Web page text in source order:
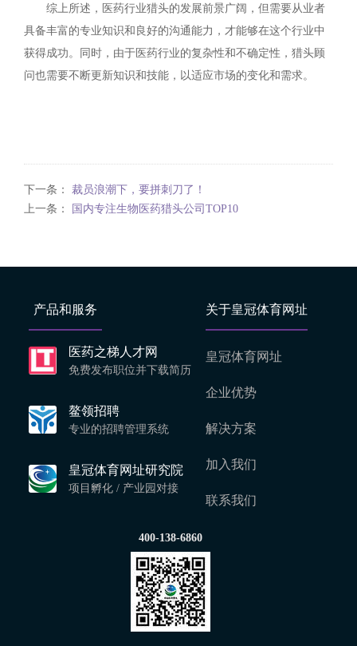
综上所述，医药行业猎头的发展前景广阔，但需要从业者
具备丰富的专业知识和良好的沟通能力，才能够在这个行业中
获得成功。同时，由于医药行业的复杂性和不确定性，猎头顾
问也需要不断更新知识和技能，以适应市场的变化和需求。
下一条： 裁员浪潮下，要拼刺刀了！
上一条：
国内专注生物医药猎头公司TOP10
产品和服务
医药之梯人才网
免费发布职位并下载简历
鳌领招聘
专业的招聘管理系统
皇冠体育网址研究院
项目孵化 / 产业园对接
关于皇冠体育网址
皇冠体育网址
企业优势
解决方案
加入我们
联系我们
400-138-6860